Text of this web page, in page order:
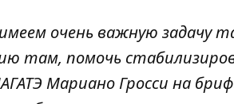
очень важную задачу
там, помочь
Мариано Гросси на